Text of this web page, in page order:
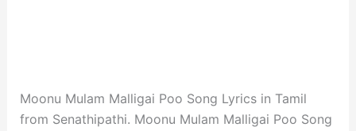
Moonu Mulam Malligai Poo Song Lyrics in Tamil
from Senathipathi. Moonu Mulam Malligai Poo Song